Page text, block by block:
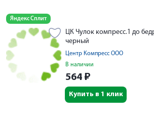
Яндекс Сплит
ЦК Чулок компресс.1 до
черный
Центр Компресс ООО
В наличии
564 ₽
Купить в 1 клик